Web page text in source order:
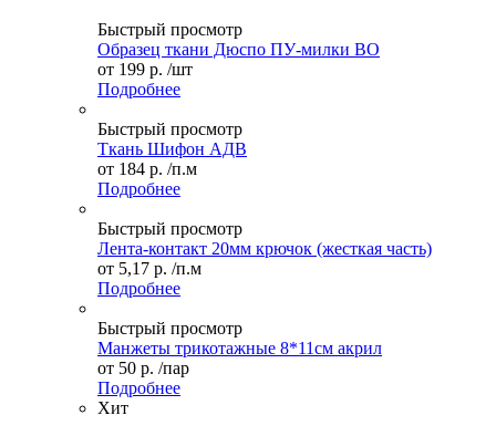
Быстрый просмотр
Образец ткани Дюспо ПУ-милки ВО
от 199 р. /шт
Подробнее
Быстрый просмотр
Ткань Шифон АДВ
от 184 р. /п.м
Подробнее
Быстрый просмотр
Лента-контакт 20мм крючок (жесткая часть)
от 5,17 р. /п.м
Подробнее
Быстрый просмотр
Манжеты трикотажные 8*11см акрил
от 50 р. /пар
Подробнее
Хит